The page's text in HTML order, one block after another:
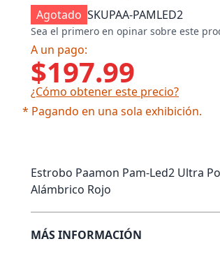
Agotado SKUPAA-PAMLED2
Sea el primero en opinar sobre este
A un pago:
$197.99
¿Cómo obtener este precio?
* Pagando en una sola exhibición.
Estrobo Paamon Pam-Led2 Ultra
Alámbrico Rojo
MÁS INFORMACIÓN